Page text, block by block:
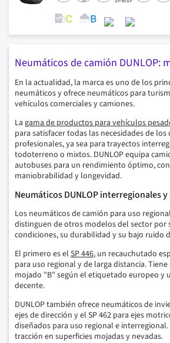
Neumáticos de camión DUNLOP:
En la actualidad, la marca es uno de los
neumáticos y ofrece neumáticos para
vehículos comerciales y camiones.
La gama de productos para vehículos
para satisfacer todas las necesidades de
profesionales, ya sea para trayectos
todoterreno o mixtos. DUNLOP equipa
autobuses para un rendimiento óptimo,
maniobrabilidad y longevidad.
Neumáticos DUNLOP interregionales
Los neumáticos de camión para uso
distinguen de otros modelos del sector por
condiciones, su durabilidad y su bajo ruido
El primero es el SP 446, un recauchutado
para uso regional y de larga distancia.
mojado "B" según el etiquetado europeo y
decente.
DUNLOP también ofrece neumáticos de
ejes de dirección y el SP 462 para ejes
diseñados para uso regional e
tracción en superficies mojadas y nevadas.